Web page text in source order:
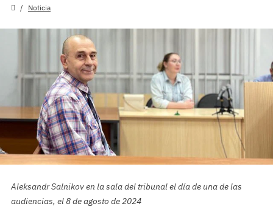
Noticia
Aleksandr Salnikov en la sala del tribunal el día de una de las
audiencias, el 8 de agosto de 2024